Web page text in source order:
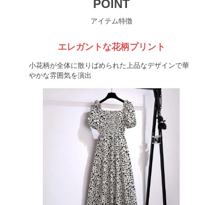
POINT
アイテム特徴
エレガントな花柄プリント
小花柄が全体に散りばめられた上品なデザインで華
やかな雰囲気を演出